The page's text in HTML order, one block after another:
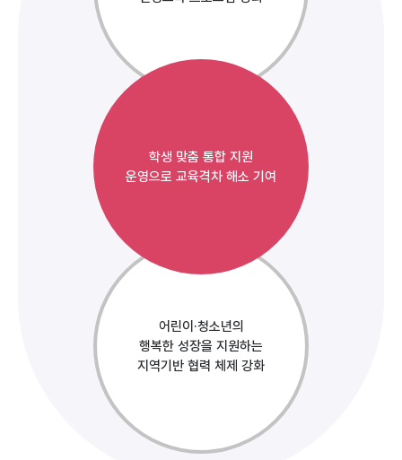
학생 맞춤 통합 지원
운영으로 교육격차 해소 기여
어린이·청소년의
행복한 성장을 지원하는
지역기반 협력 체제 강화